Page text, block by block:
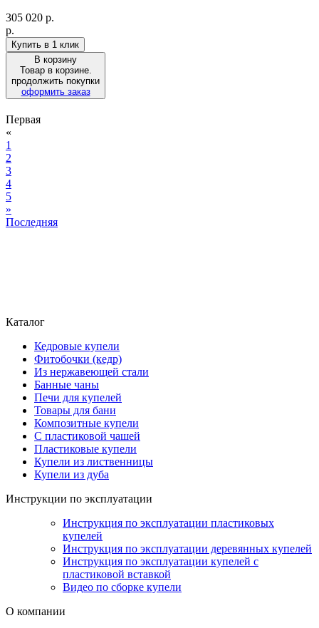
305 020 р.
р.
Купить в 1 клик
В корзину
Товар в корзине.
продолжить покупки
оформить заказ
Первая
«
1
2
3
4
5
»
Последняя
Каталог
Кедровые купели
Фитобочки (кедр)
Из нержавеющей стали
Банные чаны
Печи для купелей
Товары для бани
Композитные купели
С пластиковой чашей
Пластиковые купели
Купели из лиственницы
Купели из дуба
Инструкции по эксплуатации
Инструкция по эксплуатации пластиковых
купелей
Инструкция по эксплуатации деревянных купелей
Инструкция по эксплуатации купелей с
пластиковой вставкой
Видео по сборке купели
О компании